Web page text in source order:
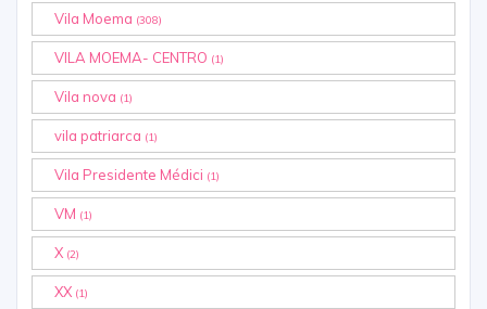
Vila Moema (308)
VILA MOEMA- CENTRO (1)
Vila nova (1)
vila patriarca (1)
Vila Presidente Médici (1)
VM (1)
X (2)
XX (1)